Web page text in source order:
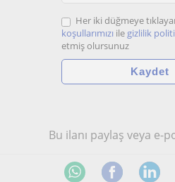
Her iki düğmeye
koşullarımızı ile gizlilik
etmiş olursunuz
Bu ilanı paylaş veya e-